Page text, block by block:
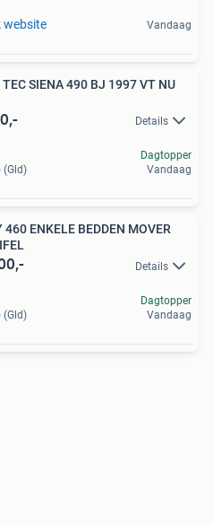
website Vandaag
TEC SIENA 490 BJ 1997 VT NU
Details
(Gld)
Dagtopper
Vandaag
460 ENKELE BEDDEN MOVER
Details
(Gld)
Dagtopper
Vandaag